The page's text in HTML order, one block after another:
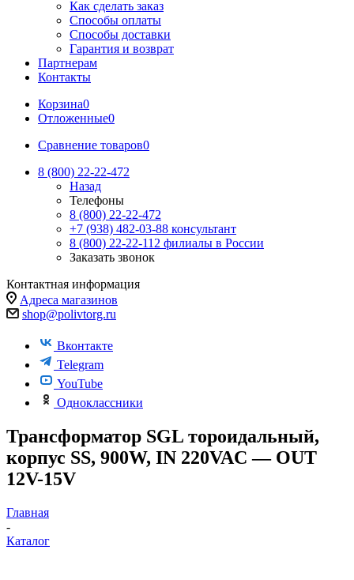
Как сделать заказ
Способы оплаты
Способы доставки
Гарантия и возврат
Партнерам
Контакты
Корзина0
Отложенные0
Сравнение товаров0
8 (800) 22-22-472
Назад
Телефоны
8 (800) 22-22-472
+7 (938) 482-03-88 консультант
8 (800) 22-22-112 филиалы в России
Заказать звонок
Контактная информация
Адреса магазинов
shop@polivtorg.ru
Вконтакте
Telegram
YouTube
Одноклассники
Трансформатор SGL тороидальный,
корпус SS, 900W, IN 220VAC — OUT
12V-15V
Главная
-
Каталог